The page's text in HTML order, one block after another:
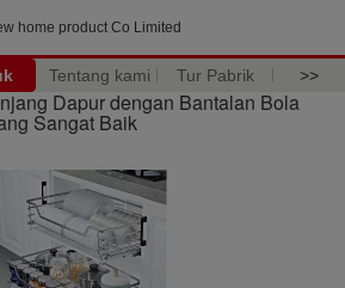
home product Co Limited
Tentang kami Tur Pabrik >>
Dapur dengan Bantalan Bola
Sangat Baik